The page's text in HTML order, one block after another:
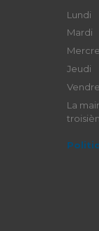
Lundi
Mardi
Jeudi
La